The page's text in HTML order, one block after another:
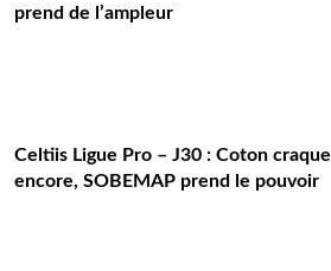
prend de l’ampleur
Celtiis Ligue Pro – J30 : Coton craque
encore, SOBEMAP prend le pouvoir